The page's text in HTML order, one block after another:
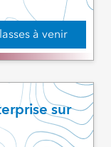
à venir
sur